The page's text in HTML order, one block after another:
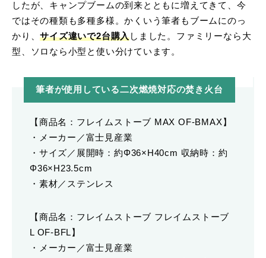
したが、キャンプブームの到来とともに増えてきて、今
ではその種類も多種多様。かくいう筆者もブームにのっ
かり、サイズ違いで2台購入しました。ファミリーなら大
型、ソロなら小型と使い分けています。
筆者が使用している二次燃焼対応の焚き火台
【商品名：フレイムストーブ MAX OF-BMAX】
・メーカー／富士見産業
・サイズ／展開時：約Φ36×H40cm 収納時：約
Φ36×H23.5cm
・素材／ステンレス
【商品名：フレイムストーブ フレイムストーブ
L OF-BFL】
・メーカー／富士見産業